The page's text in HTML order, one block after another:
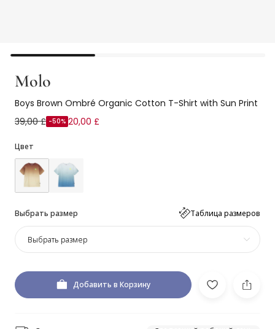
Molo
Boys Brown Ombré Organic Cotton T-Shirt with Sun Print
39,00 £ -50% 20,00 £
Цвет
Выбрать размер Таблица размеров
Выбрать размер
Добавить в Корзину